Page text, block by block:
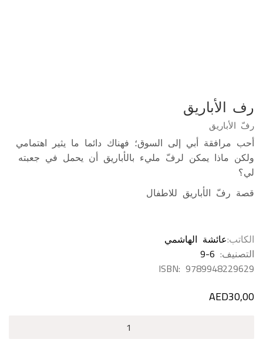
رف الأباريق
رفّ الأباريق
أحب مرافقة أبي إلى السوق؛ فهناك دائما ما يثير اهتمامي
ولكن ماذا يمكن لرفّ مليء بالأباريق أن يحمل في جعبته
لي؟
قصة رفّ الأباريق للاطفال
الكاتبعائشة الهاشمي
التصنيف: 9-6
ISBN:9789948229629
AED30,00